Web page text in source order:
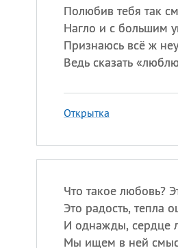
Полюбив тебя так
Нагло и с большим
Признаюсь всё ж
Ведь сказать
Открытка
Что такое любовь?
Это радость, тепла
И однажды, сердце
Мы ищем в ней